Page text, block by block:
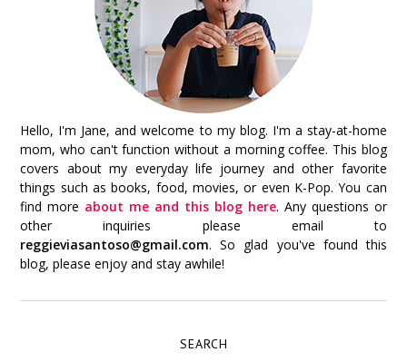
Hello, I'm Jane, and welcome to my blog. I'm a stay-at-home
mom, who can't function without a morning coffee. This blog
covers about my everyday life journey and other favorite
things such as books, food, movies, or even K-Pop. You can
find more about me and this blog here. Any questions or
other inquiries please email to
reggieviasantoso@gmail.com. So glad you've found this
blog, please enjoy and stay awhile!
SEARCH